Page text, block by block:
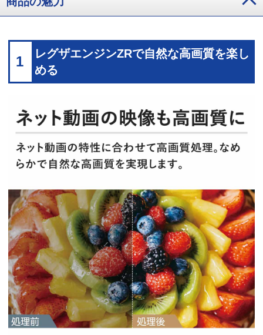
1
レグザエンジンZRで自然な高画質を楽し
める